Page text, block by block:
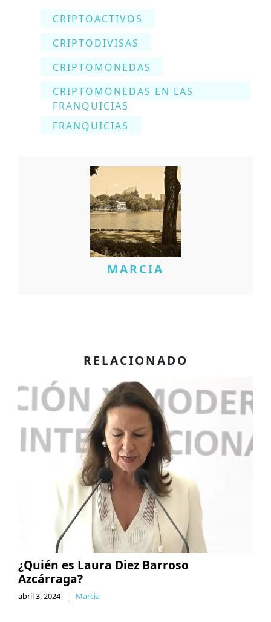
CRIPTOACTIVOS
CRIPTODIVISAS
CRIPTOMONEDAS
CRIPTOMONEDAS EN LAS
FRANQUICIAS
FRANQUICIAS
MARCIA
RELACIONADO
​​¿Quién es Laura Diez Barroso
Azcárraga?
abril 3, 2024 | Marcia